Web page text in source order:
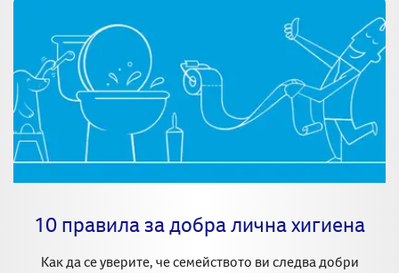
10 правила за добра лична хигиена
Как да се уверите, че семейството ви следва добри